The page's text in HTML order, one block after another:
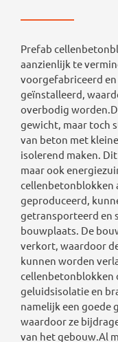
Prefab
aanzienlijk te
voorgefabriceerd
geïnstalleerd,
overbodig
gewicht, maar toch
van beton met
isolerend maken.
maar ook
cellenbetonblokken
geproduceerd,
getransporteerd en
bouwplaats. De
verkort, waardoor
kunnen worden
cellenbetonblokken
geluidsisolatie en
namelijk een goede
waardoor ze
van het gebouw.Al